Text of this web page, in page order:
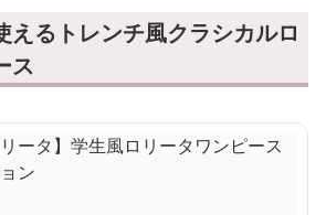
えるトレンチ風クラシカルロ
ス